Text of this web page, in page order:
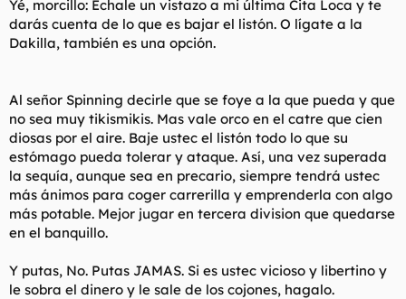
te espones.
Yé, morcillo: Echale un vistazo a mi última Cita Loca y te
darás cuenta de lo que es bajar el listón. O lígate a la
Dakilla, también es una opción.
Al señor Spinning decirle que se foye a la que pueda y que
no sea muy tikismikis. Mas vale orco en el catre que cien
diosas por el aire. Baje ustec el listón todo lo que su
estómago pueda tolerar y ataque. Así, una vez superada
la sequía, aunque sea en precario, siempre tendrá ustec
más ánimos para coger carrerilla y emprenderla con algo
más potable. Mejor jugar en tercera division que quedarse
en el banquillo.
Y putas, No. Putas JAMAS. Si es ustec vicioso y libertino y
le sobra el dinero y le sale de los cojones, hagalo.